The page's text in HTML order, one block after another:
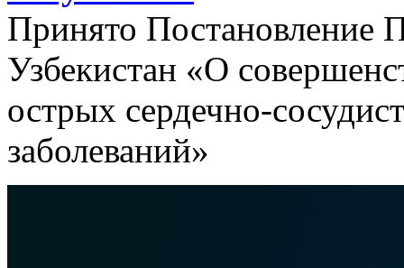
Принято Постановление
Узбекистан «О
острых сердечно-
заболеваний»